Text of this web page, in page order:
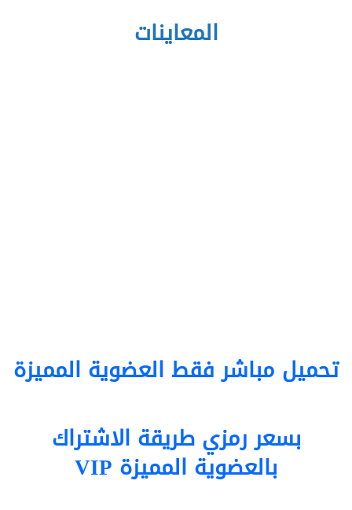
المعاينات
تحميل مباشر فقط العضوية المميزة
بسعر رمزي طريقة الاشتراك
بالعضوية المميزة VIP